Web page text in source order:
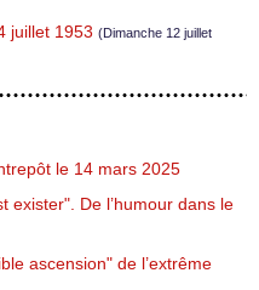
juillet 1953 (Dimanche 12 juillet
le 14 mars 2025
exister". De l’humour dans le
ascension" de l’extrême